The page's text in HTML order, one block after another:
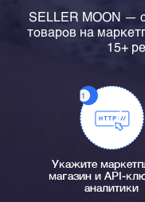
SELLER MOON —
товаров на
15+
Укажите
магазин и API-
аналитики